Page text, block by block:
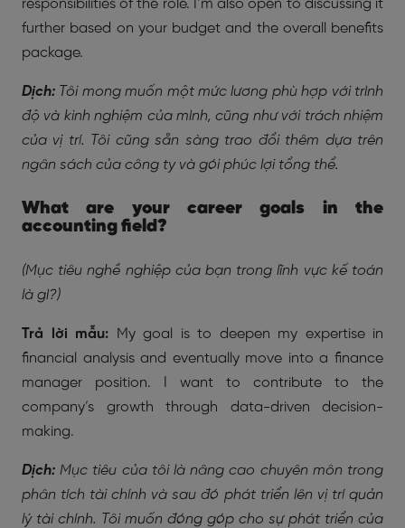
responsibilities of the role. I’m also open to discussing it
further based on your budget and the overall benefits
package.
Dịch: Tôi mong muốn một mức lương phù hợp với trình
độ và kinh nghiệm của mình, cũng như với trách nhiệm
của vị trí. Tôi cũng sẵn sàng trao đổi thêm dựa trên
ngân sách của công ty và gói phúc lợi tổng thể.
What are your career goals in the
accounting field?
(Mục tiêu nghề nghiệp của bạn trong lĩnh vực kế toán
là gì?)
Trả lời mẫu: My goal is to deepen my expertise in
financial analysis and eventually move into a finance
manager position. I want to contribute to the
company’s growth through data-driven decision-
making.
Dịch: Mục tiêu của tôi là nâng cao chuyên môn trong
phân tích tài chính và sau đó phát triển lên vị trí quản
lý tài chính. Tôi muốn đóng góp cho sự phát triển của